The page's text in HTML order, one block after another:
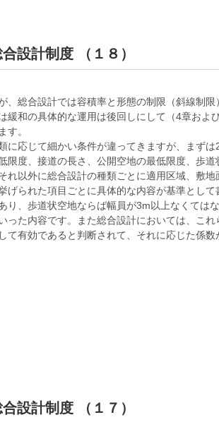
設計制度 （１８）
、総合設計では容積率と形態の制限（斜線制
緩和の具体的な運用は後回しにして（4章お
す。
に応じて細かい条件が違ってきますが、まず
限度、接道の長さ、公開空地の最低限度、歩
れ以外に総合設計の種類ごとに適用区域、敷
げられた項目ごとに具体的な内容が基準とし
り、歩道状空地ならば幅員が3m以上なくて
った内容です。また総合設計においては、こ
て有効であると判断されて、それに応じた係
設計制度 （１７）